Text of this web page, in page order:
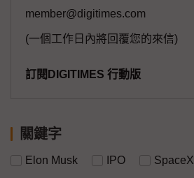
member@digitimes.com
(一個工作日內將回覆您的來信)
訂閱DIGITIMES 行動版
關鍵字
Elon Musk IPO SpaceX